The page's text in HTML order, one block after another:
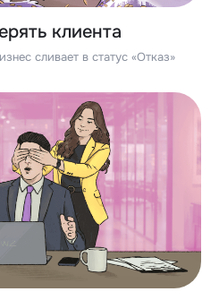
клиента
сливает в статус «Отказ»